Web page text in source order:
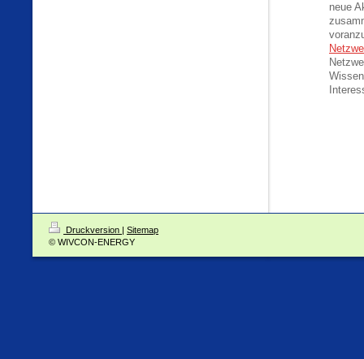
neue
Druckversion | Sitemap
© WIVCON-ENERGY